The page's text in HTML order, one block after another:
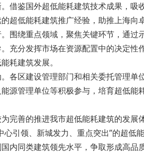
借鉴国外超低能耗建筑技术成果，
超低能耗建筑推广经验，助推上海向
围绕重点领域，聚焦关键环节，通过
充分发挥市场在资源配置中的决定
耗建筑发展。
各区建设管理部门和相关委托管理单
源管理单位等积极参与，培育超低能
完善的推进我市超低能耗建筑的发
心引领、新城发力、重点突出”的超
内同类建筑领先水平，争取形成高品